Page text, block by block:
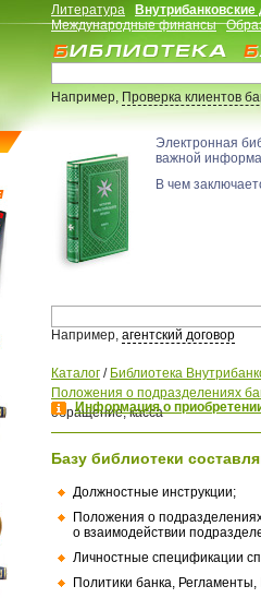
Литература
Международные финансы
Например,Проверка клиентов
Электронная
важной
В чем
Например, агентский договор
Каталог / Библиотека
Положения о подразделениях
обращение, касса
Информация о
Базу библиотеки
Должностные инструкции;
Положения о
о взаимодействии
Личностные спецификации
Политики банка,